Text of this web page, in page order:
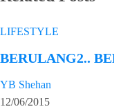
LIFESTYLE
BERULANG2..
YB Shehan
12/06/2015